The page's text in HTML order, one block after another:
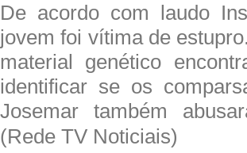
De acordo com laudo
jovem foi vítima de
material genético
identificar se os
Josemar também
(Rede TV Noticiais)